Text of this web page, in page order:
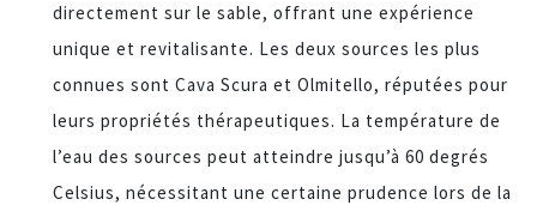
directement sur le sable, offrant une expérience
unique et revitalisante. Les deux sources les plus
connues sont Cava Scura et Olmitello, réputées pour
leurs propriétés thérapeutiques. La température de
l’eau des sources peut atteindre jusqu’à 60 degrés
Celsius, nécessitant une certaine prudence lors de la